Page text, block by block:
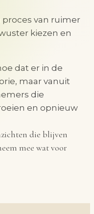
van ruimer
kiezen en
dat er in de
maar vanuit
die
en opnieuw
die blijven
mee wat voor